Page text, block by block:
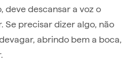
deve descansar a voz o
Se precisar dizer algo, não
abrindo bem a boca,